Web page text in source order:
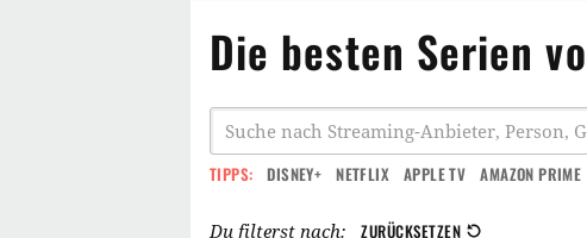
Die besten Serien
TIPPS: DISNEY+ NETFLIX APPLE TV AMAZON PRIME
Du filterst nach: ZURÜCKSETZEN